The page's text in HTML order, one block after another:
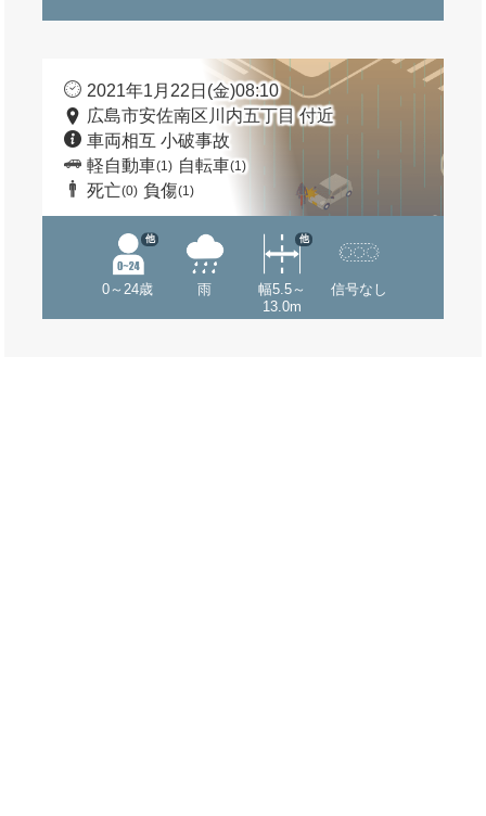
2021年1月22日(金)08:10
広島市安佐南区川内五丁目 付近
車両相互 小破事故
軽自動車(1) 自転車(1)
死亡(0) 負傷(1)
0～24歳
他
雨
幅5.5～
13.0m
他
信号なし